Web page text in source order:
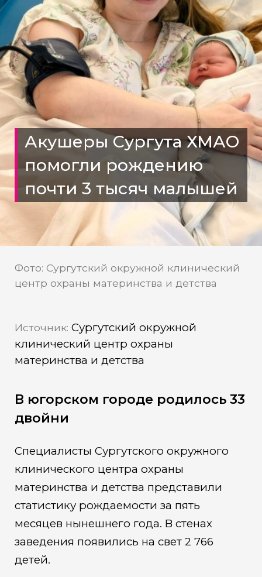
Акушеры Сургута ХМАО
помогли рождению
почти 3 тысяч малышей
Фото: Сургутский окружной клинический
центр охраны материнства и детства
Источник: Сургутский окружной
клинический центр охраны
материнства и детства
В югорском городе родилось 33
двойни
Специалисты Сургутского окружного
клинического центра охраны
материнства и детства представили
статистику рождаемости за пять
месяцев нынешнего года. В стенах
заведения появились на свет 2 766
детей.